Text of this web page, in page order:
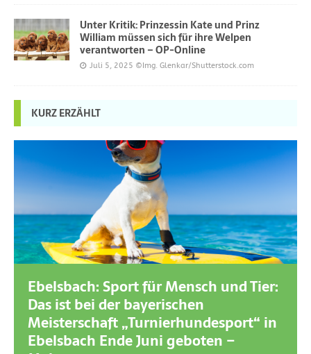
Unter Kritik: Prinzessin Kate und Prinz
William müssen sich für ihre Welpen
verantworten – OP-Online
Juli 5, 2025 ©Img. Glenkar/Shutterstock.com
KURZ ERZÄHLT
Ebelsbach: Sport für Mensch und Tier:
Das ist bei der bayerischen
Meisterschaft „Turnierhundesport“ in
Ebelsbach Ende Juni geboten –